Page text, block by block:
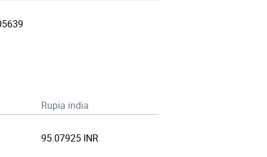
Rupia india
95.07925 INR